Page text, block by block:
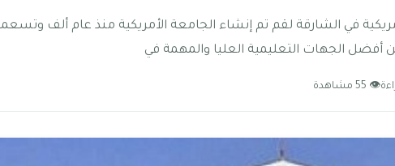
في الشارقة لقم تم إنشاء الجامعة الأمريكية منذ عام ألف
الجهات التعليمية العليا والمهمة في
👁 55 مشاهدة